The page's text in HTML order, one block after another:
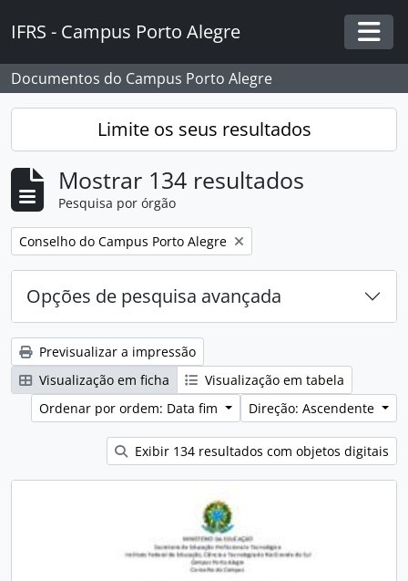
IFRS - Campus Porto Alegre
Documentos do Campus Porto Alegre
Limite os seus resultados
Mostrar 134 resultados
Pesquisa por órgão
Remover filtro:
Conselho do Campus Porto Alegre
Opções de pesquisa avançada
Previsualizar a impressão
Visualização em ficha
Visualização em tabela
Ordenar por ordem: Data fim
Direção: Ascendente
Exibir 134 resultados com objetos digitais